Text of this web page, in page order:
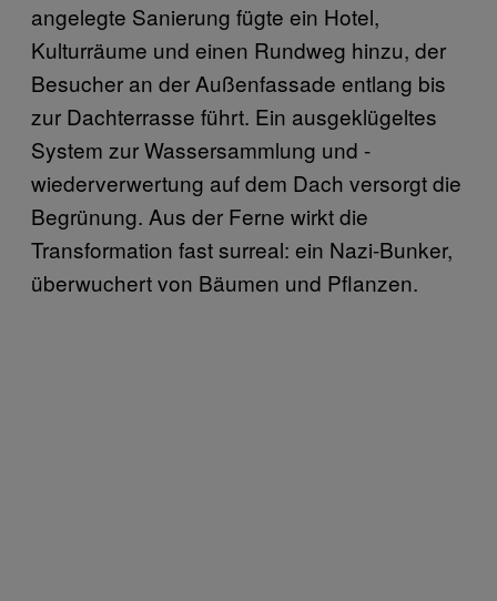
angelegte Sanierung fügte ein Hotel,
Kulturräume und einen Rundweg hinzu, der
Besucher an der Außenfassade entlang bis
zur Dachterrasse führt. Ein ausgeklügeltes
System zur Wassersammlung und -
wiederverwertung auf dem Dach versorgt die
Begrünung. Aus der Ferne wirkt die
Transformation fast surreal: ein Nazi-Bunker,
überwuchert von Bäumen und Pflanzen.